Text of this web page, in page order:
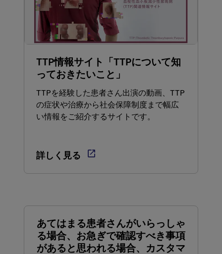
TTP情報サイト「TTPについて知
っておきたいこと」
TTPを経験した患者さん出演の動画、TTP
の症状や治療から社会保障制度まで幅広
い情報をご紹介するサイトです。
詳しく見る 
あてはまる患者さんがいらっしゃ
る場合、お急ぎで確認すべき事項
があると思われる場合、カスタマ